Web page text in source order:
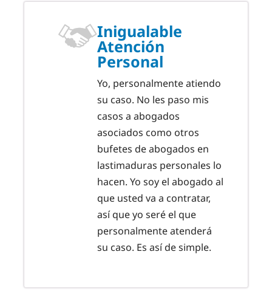
Inigualable
Atención
Personal
Yo, personalmente atiendo
su caso. No les paso mis
casos a abogados
asociados como otros
bufetes de abogados en
lastimaduras personales lo
hacen. Yo soy el abogado al
que usted va a contratar,
así que yo seré el que
personalmente atenderá
su caso. Es así de simple.